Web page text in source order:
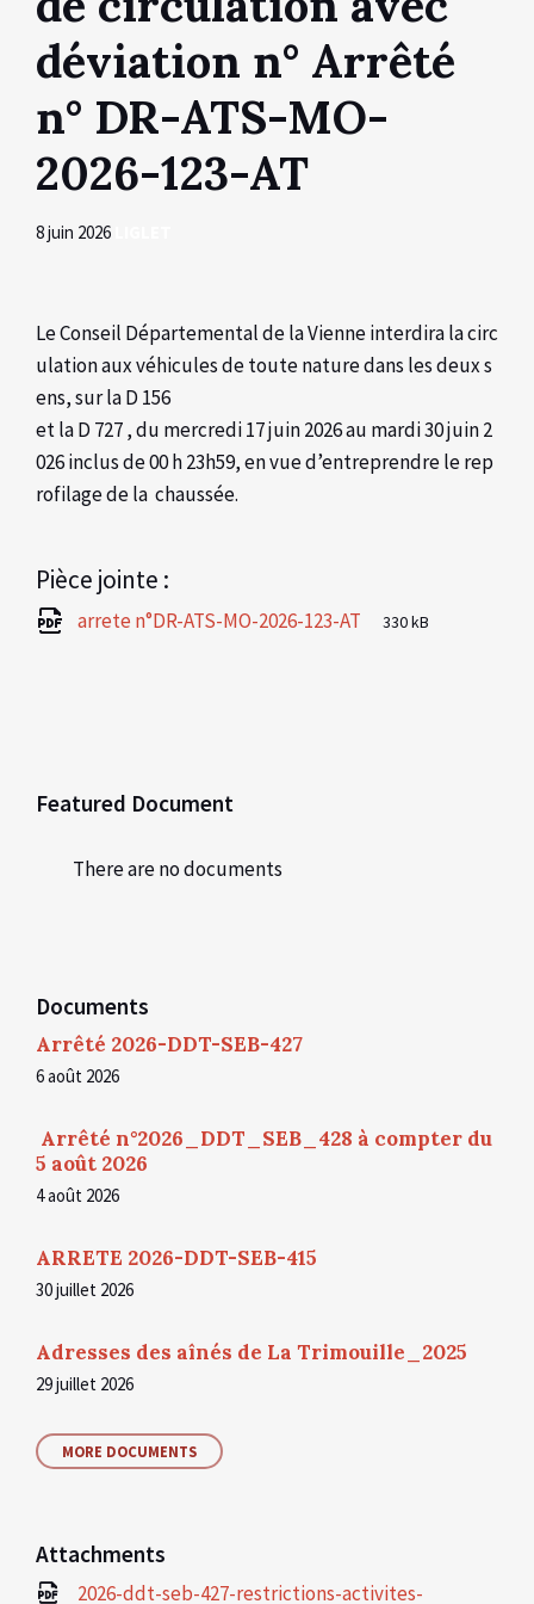
déviation n° Arrêté
n° DR-ATS-MO-
2026-123-AT
8 juin 2026
Le Conseil Départemental de la Vienne interdira la circ
ulation aux véhicules de toute nature dans les deux s
ens, sur la D 156
et la D 727 , du mercredi 17 juin 2026 au mardi 30 juin 2
026 inclus de 00 h 23h59, en vue d’entreprendre le rep
rofilage de la chaussée.
Pièce jointe :
arrete n°DR-ATS-MO-2026-123-AT
File
pdf
File
330 kB
Featured Document
There are no documents
Documents
Arrêté 2026-DDT-SEB-427
6 août 2026
Arrêté n°2026_DDT_SEB_428 à compter du
5 août 2026
4 août 2026
ARRETE 2026-DDT-SEB-415
30 juillet 2026
Adresses des aînés de La Trimouille_2025
29 juillet 2026
MORE DOCUMENTS
Attachments
2026-ddt-seb-427-restrictions-activites-